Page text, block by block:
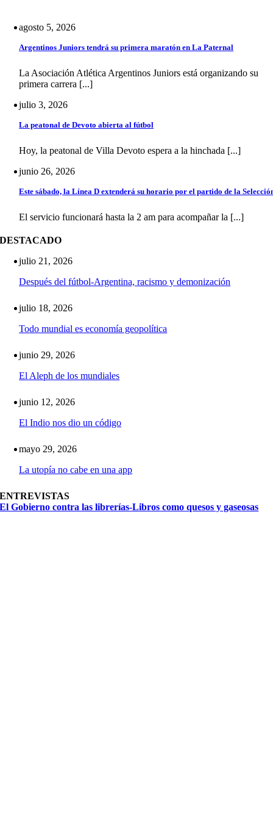
agosto 5, 2026
Argentinos Juniors tendrá su primera maratón en La Paternal
La Asociación Atlética Argentinos Juniors está organizando su
primera carrera [...]
julio 3, 2026
La peatonal de Devoto abierta al fútbol
Hoy, la peatonal de Villa Devoto espera a la hinchada [...]
junio 26, 2026
Este sábado, la Línea D extenderá su horario por el partido de la
El servicio funcionará hasta la 2 am para acompañar la [...]
DESTACADO
julio 21, 2026
Después del fútbol-Argentina, racismo y demonización
julio 18, 2026
Todo mundial es economía geopolítica
junio 29, 2026
El Aleph de los mundiales
junio 12, 2026
El Indio nos dio un código
mayo 29, 2026
La utopía no cabe en una app
ENTREVISTAS
El Gobierno contra las librerías-Libros como quesos y gaseosas